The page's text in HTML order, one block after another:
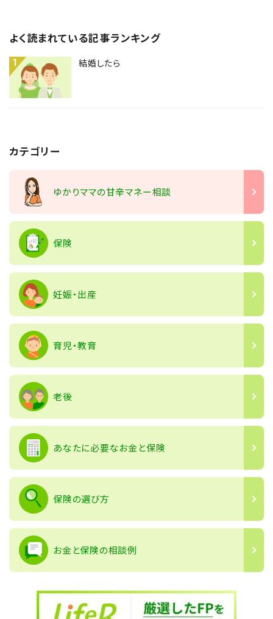
よく読まれている記事ランキング
1 結婚したら
カテゴリー
ゆかりママの甘辛マネー相談
保険
妊娠・出産
育児・教育
老後
あなたに必要なお金と保険
保険の選び方
お金と保険の相談例